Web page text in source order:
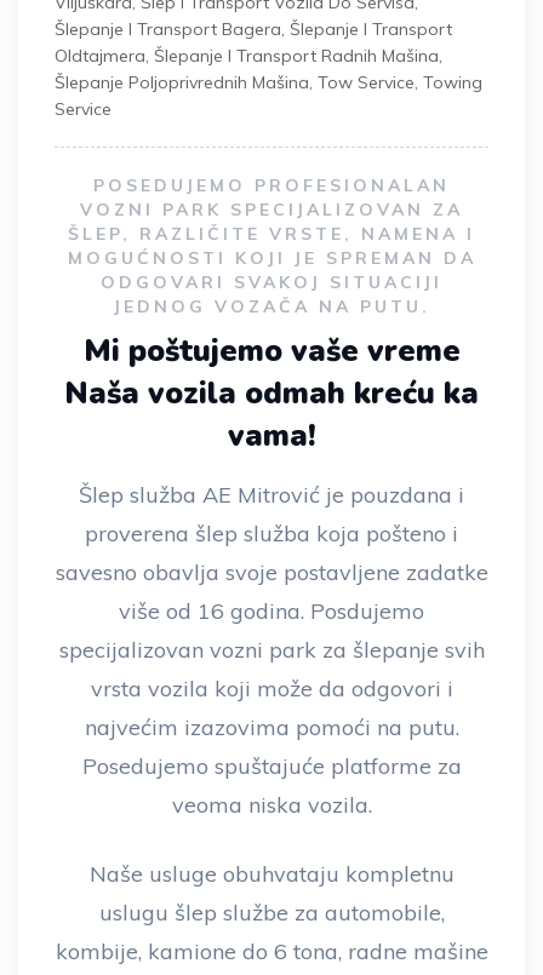
Šlepanje I Transport Bagera, Šlepanje I Transport
Oldtajmera, Šlepanje I Transport Radnih Mašina,
Šlepanje Poljoprivrednih Mašina, Tow Service, Towing
Service
POSEDUJEMO PROFESIONALAN
VOZNI PARK SPECIJALIZOVAN ZA
ŠLEP, RAZLIČITE VRSTE, NAMENA I
MOGUĆNOSTI KOJI JE SPREMAN DA
ODGOVARI SVAKOJ SITUACIJI
JEDNOG VOZAČA NA PUTU.
Mi poštujemo vaše vreme
Naša vozila odmah kreću ka
vama!
Šlep služba AE Mitrović je pouzdana i
proverena šlep služba koja pošteno i
savesno obavlja svoje postavljene zadatke
više od 16 godina. Posdujemo
specijalizovan vozni park za šlepanje svih
vrsta vozila koji može da odgovori i
najvećim izazovima pomoći na putu.
Posedujemo spuštajuće platforme za
veoma niska vozila.
Naše usluge obuhvataju kompletnu
uslugu šlep službe za automobile,
kombije, kamione do 6 tona, radne mašine